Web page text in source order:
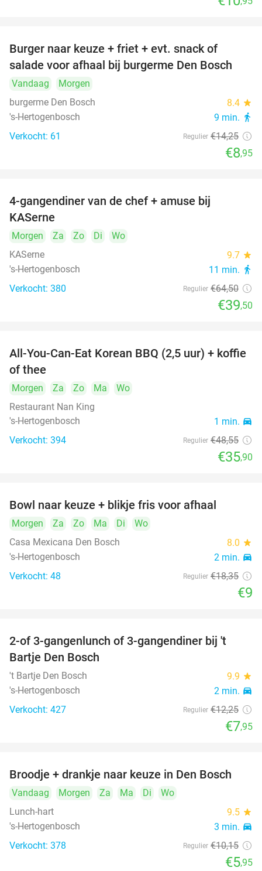
Burger naar keuze + friet + evt. snack of
salade voor afhaal bij burgerme Den Bosch
Vandaag
Morgen
burgerme Den Bosch
8.4 star
's-Hertogenbosch 9 min. directions_walk
Verkocht: 61 Regulier €14,25
€8,95
4-gangendiner van de chef + amuse bij
KASerne
Morgen Za Zo Di
Wo
KASerne
9.7 star
's-Hertogenbosch 11 min. directions_walk
Verkocht: 380 Regulier €64,50
€39,50
26%
All-You-Can-Eat Korean BBQ (2,5 uur) + koffie
of thee
Morgen Za Zo Ma
Wo
Restaurant Nan King
's-Hertogenbosch
1 min. directions_car
Verkocht: 394 Regulier €48,55
€35,90
Bowl naar keuze + blikje fris voor afhaal
Morgen Za Zo Ma Di
Wo
Casa Mexicana Den Bosch
8.0 star
's-Hertogenbosch 2 min. directions_car
Verkocht: 48 Regulier €18,35
€9
35%
2-of 3-gangenlunch of 3-gangendiner bij 't
Bartje Den Bosch
't Bartje Den Bosch 9.9 star
's-Hertogenbosch 2 min. directions_car
Verkocht: 427 Regulier €12,25
€7,95
41%
Broodje + drankje naar keuze in Den Bosch
Vandaag Morgen Za Ma Di
Wo
Lunch-hart
9.5 star
's-Hertogenbosch 3 min. directions_car
Verkocht: 378 Regulier €10,15
€5,95